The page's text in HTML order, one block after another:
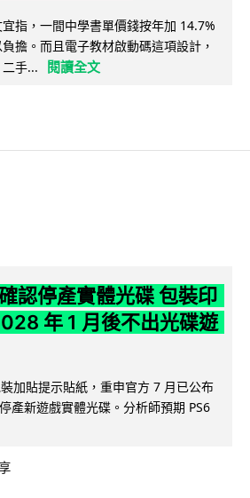
指，一間中學書單價錢按年加 14.7%
擔。而且電子教材啟動碼這項設計，
手...
閱讀全文
認停產實體光碟 包裝印
年 1 月後不出光碟遊
加貼提示貼紙，重申官方 7 月已公布
產新遊戲實體光碟。分析師預期 PS6